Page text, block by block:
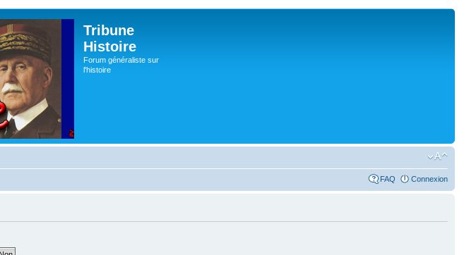
Tribune
Histoire
Forum généraliste sur
l'histoire
FAQ Connexion